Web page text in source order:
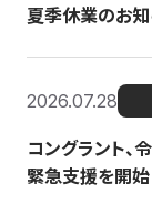
夏季休業のお
2026.07.28
コングラント
緊急支援を開始